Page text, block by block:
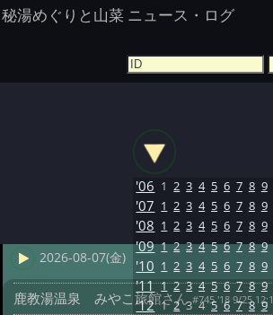
秘湯めぐりと山菜 ニュース・ログ
2026-08-07(金)
鹿教湯温泉 みやこ旅館さん #745 '18 9/25
'06 1 2 3 4 5 6 7 8 9
'07 1 2 3 4 5 6 7 8 9
'08 1 2 3 4 5 6 7 8 9
'09 1 2 3 4 5 6 7 8 9
'10 1 2 3 4 5 6 7 8 9
'11 1 2 3 4 5 6 7 8 9
'12 1 2 3 4 5 6 7 8 9